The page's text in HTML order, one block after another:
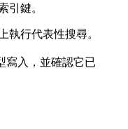
引鍵。
執行代表性搜尋。
寫入，並確認它已